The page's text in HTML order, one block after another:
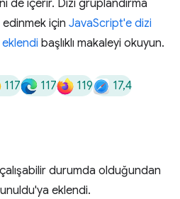
de içerir. Dizi gruplandırma
için JavaScript'e dizi
başlıklı makaleyi okuyun.
117 117 119 17,4
durumda olduğundan
eklendi.